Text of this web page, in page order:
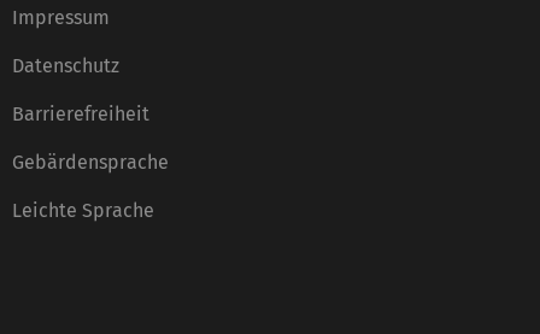
Impressum
Datenschutz
Barrierefreiheit
Gebärdensprache
Leichte Sprache